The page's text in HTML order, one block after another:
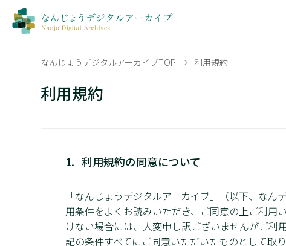
なんじょうデジタルアーカイブTOP 利用規約
利用規約
利用規約の同意について
「なんじょうデジタルアーカイブ」（以下、な
用条件をよくお読みいただき、ご同意の上ご利用
けない場合には、大変申し訳ございませんがご
記の条件すべてにご同意いただいたものとして取